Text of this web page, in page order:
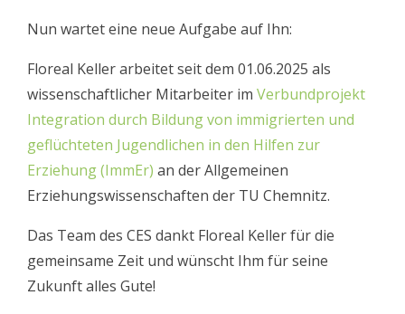
Nun wartet eine neue Aufgabe auf Ihn:
Floreal Keller arbeitet seit dem 01.06.2025 als
wissenschaftlicher Mitarbeiter im Verbundprojekt
Integration durch Bildung von immigrierten und
geflüchteten Jugendlichen in den Hilfen zur
Erziehung (ImmEr) an der Allgemeinen
Erziehungswissenschaften der TU Chemnitz.
Das Team des CES dankt Floreal Keller für die
gemeinsame Zeit und wünscht Ihm für seine
Zukunft alles Gute!